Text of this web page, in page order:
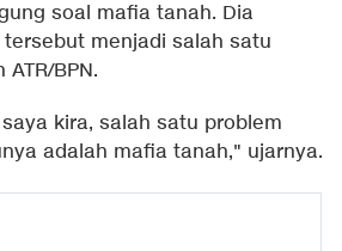
soal mafia tanah. Dia
menjadi salah satu
BPN.
kira, salah satu problem
adalah mafia tanah," ujarnya.